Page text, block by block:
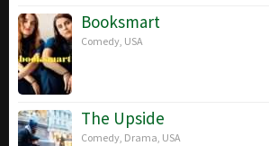
Booksmart
Comedy USA
The Upside
Comedy Drama USA